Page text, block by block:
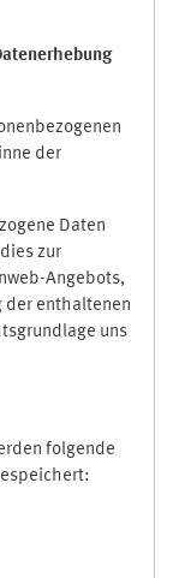
der
Daten
zur
Angebots,
der enthaltenen
uns
folgende